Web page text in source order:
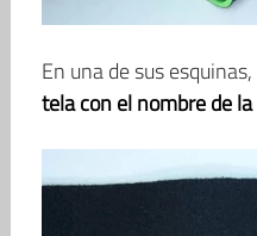
En una de sus
tela con el nombre de